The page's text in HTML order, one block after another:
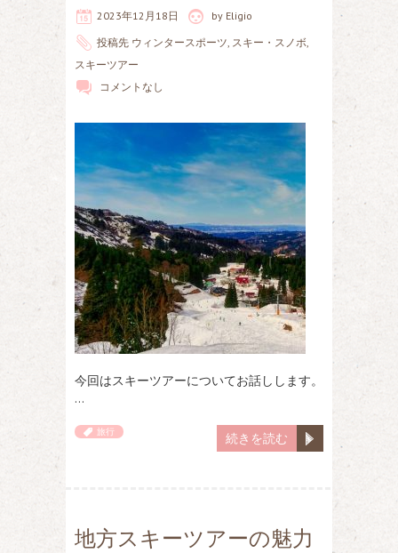
2023年12月18日 by Eligio
投稿先 ウィンタースポーツ, スキー・スノボ,
スキーツアー
コメントなし
今回はスキーツアーについてお話しします。
…
続きを読む
旅行
地方スキーツアーの魅力